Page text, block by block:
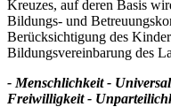
Kreuzes, auf deren Basis
Bildungs- und
Berücksichtigung des
Bildungsvereinbarung des
- Menschlichkeit -
Freiwilligkeit -